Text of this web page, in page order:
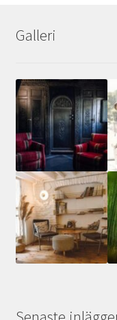
En
färgval
färger
det
Galleri